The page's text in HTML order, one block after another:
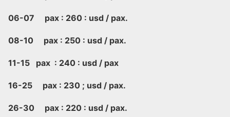
06-07 pax : 260 : usd / pax.
08-10 pax : 250 : usd / pax.
11-15 pax : 240 : usd / pax
16-25 pax : 230 ; usd / pax.
26-30 pax : 220 : usd / pax.